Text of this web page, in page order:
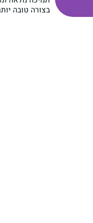
בצורה טובה יותר,